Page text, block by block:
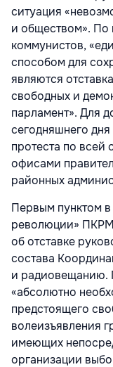
ситуация
и обществом». По
коммунистов,
способом для
являются
свободных и
парламент». Для
сегодняшнего
протеста по всей
офисами
районных
Первым пунктом в
революции» ПКРМ
об отставке
состава
и радиовещанию.
«абсолютно
предстоящего
волеизъявления
имеющих
организации